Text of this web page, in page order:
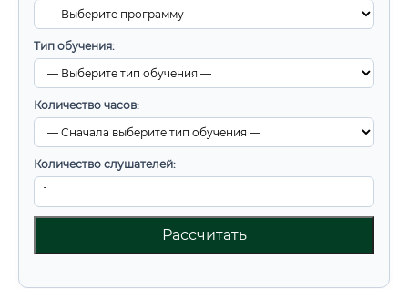
Тип обучения:
Количество часов:
Количество слушателей:
Рассчитать